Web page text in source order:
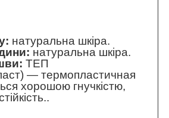
натуральна шкіра.
натуральна шкіра.
ТЕП
— термопластичная
хорошою гнучкістю,